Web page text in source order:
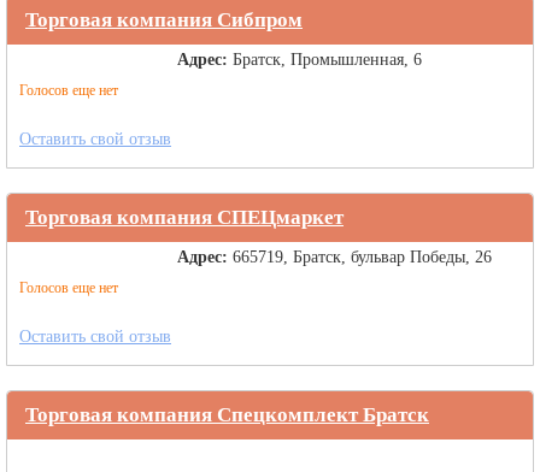
Торговая компания Сибпром
Голосов еще нет
Адрес: Братск, Промышленная, 6
Оставить свой отзыв
Торговая компания СПЕЦмаркет
Голосов еще нет
Адрес: 665719, Братск, бульвар Победы, 26
Оставить свой отзыв
Торговая компания Спецкомплект Братск